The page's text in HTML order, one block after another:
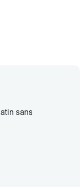
sans